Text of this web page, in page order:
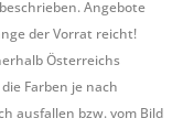
Angebote
der Vorrat reicht!
Österreichs
Farben je nach
ausfallen bzw. vom Bild